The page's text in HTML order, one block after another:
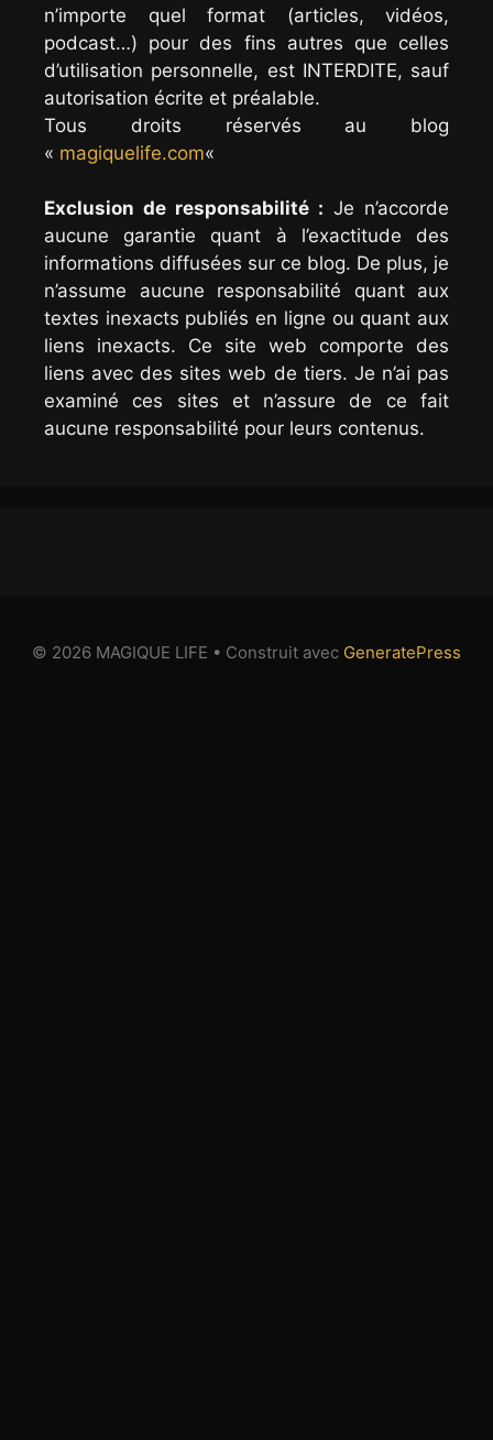
n’importe quel format (articles, vidéos,
podcast…) pour des fins autres que celles
d’utilisation personnelle, est INTERDITE, sauf
autorisation écrite et préalable.
Tous droits réservés au blog
« magiquelife.com«
Exclusion de responsabilité : Je n’accorde
aucune garantie quant à l’exactitude des
informations diffusées sur ce blog. De plus, je
n’assume aucune responsabilité quant aux
textes inexacts publiés en ligne ou quant aux
liens inexacts. Ce site web comporte des
liens avec des sites web de tiers. Je n’ai pas
examiné ces sites et n’assure de ce fait
aucune responsabilité pour leurs contenus.
© 2026 MAGIQUE LIFE • Construit avec GeneratePress